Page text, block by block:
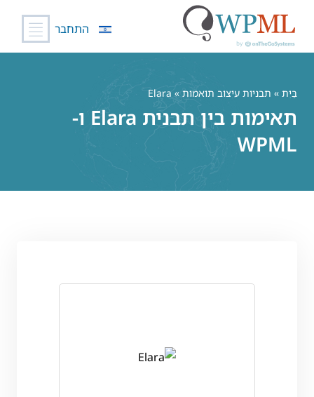
התחבר
בַּיִת » תבניות עיצוב תואמות » Elara
תאימות בין תבנית Elara ו-
WPML